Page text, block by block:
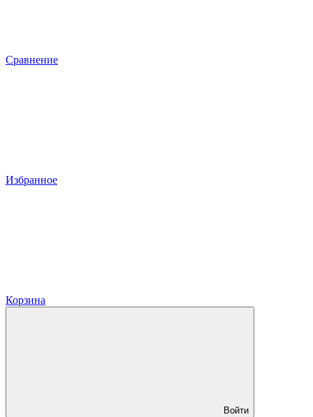
Сравнение
Избранное
Корзина
Войти